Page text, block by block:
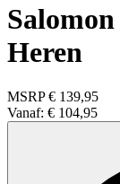
Heren
MSRP € 139,95
Vanaf: € 104,95